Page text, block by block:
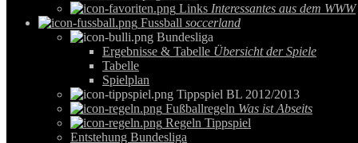
Links Interessantes aus dem WWW
Fussball soccerland
Bundesliga
Ergebnisse & Tabelle Übersicht der Spiele
Tabelle
Spielplan
Tippspiel BL 2012/2013
Fußballregeln Was ist Abseits
Regeln Tippspiel
Entstehung Bundesliga